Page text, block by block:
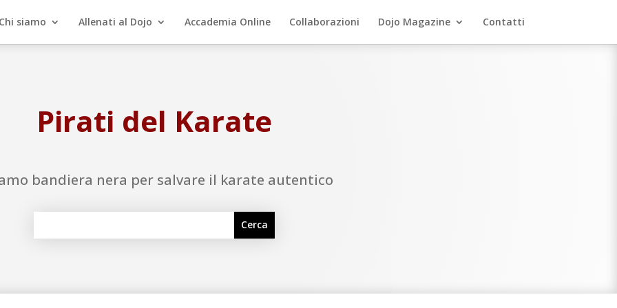
siamo Allenati al Dojo Accademia Online Collaborazioni Dojo Magazine Contatti
Pirati del Karate
bandiera nera per salvare il karate autentico